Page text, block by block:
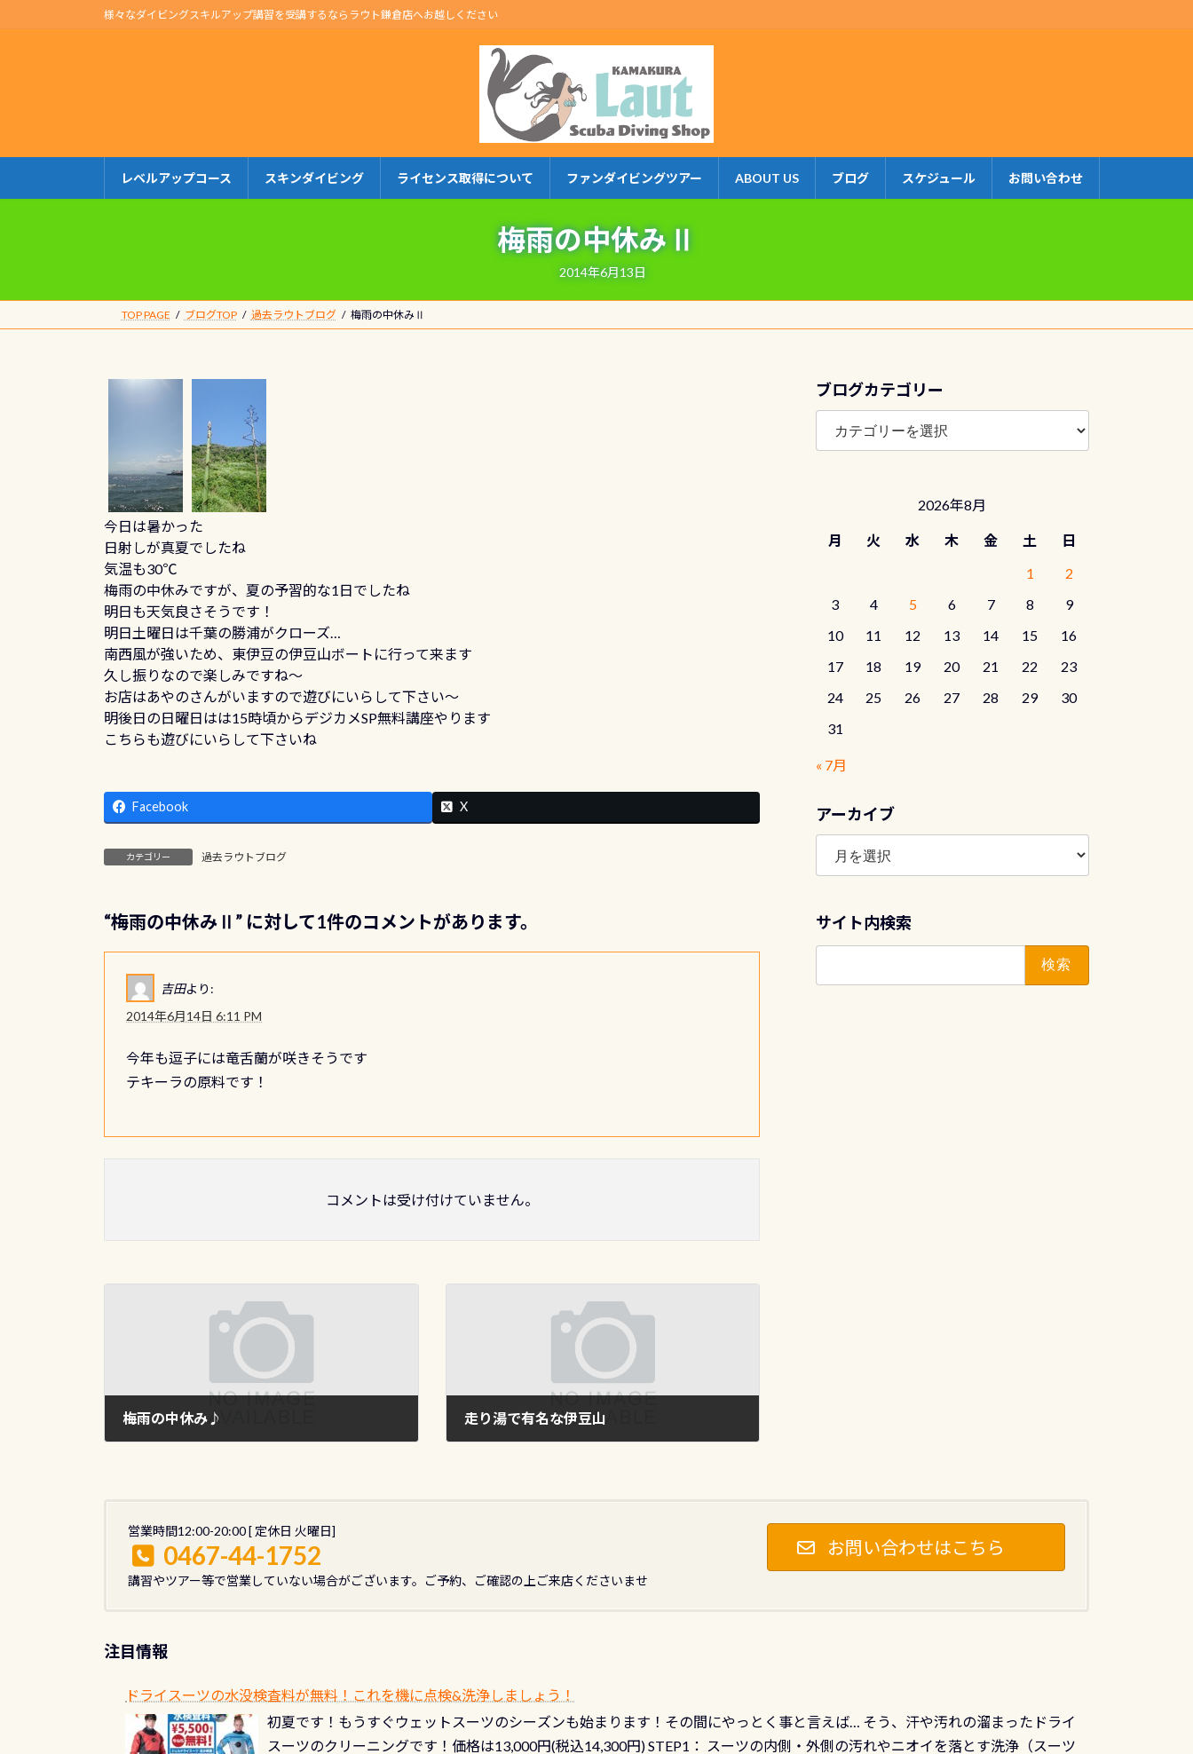
ン
キ
プ
ビ
に
動
様々なダイビングスキルアップ講習を受講するならラウト鎌倉店へお越しください
レベルアップコース スキンダイビング ライセンス取得について ファンダイビングツアー ABOUT US ブログ スケジュール お問い合わせ
梅雨の中休みⅡ
2014年6月13日
TOP PAGE ブログTOP 過去ラウトブログ 梅雨の中休みⅡ
今日は暑かった
日射しが真夏でしたね
気温も30℃
梅雨の中休みですが、夏の予習的な1日でしたね
明日も天気良さそうです！
明日土曜日は千葉の勝浦がクローズ…
南西風が強いため、東伊豆の伊豆山ボートに行って来ます
久し振りなので楽しみですね～
お店はあやのさんがいますので遊びにいらして下さい～
明後日の日曜日はは15時頃からデジカメSP無料講座やります
こちらも遊びにいらして下さいね
Facebook X
カテゴリー 過去ラウトブログ
“梅雨の中休みⅡ ” に対して1件のコメントがあります。
吉田より:
2014年6月14日 6:11 PM
今年も逗子には竜舌蘭が咲きそうです
テキーラの原料です！
コメントは受け付けていません。
梅雨の中休み♪ 走り湯で有名な伊豆山
ブログカテゴリー
ブ
グ
2026年8月
月 火 水 木 金 土
日
1
2
3
4 5 6 7 8
9
10
11 12 13 14 15
16
17
18 19 20 21 22
23
24
25 26 27 28 29
30
31
« 7月
アーカイブ
ア
カ
ブ
サイト内検索
営業時間12:00-20:00 [ 定休日 火曜日]
0467-44-1752
講習やツアー等で営業していない場合がございます。ご予約、ご確認の上ご来店くださいませ
お問い合わせはこちら
注目情報
ドライスーツの水没検査料が無料！これを機に点検&洗浄しましょう！
初夏です！もうすぐウェットスーツのシーズンも始まります！その間にやっとく事と言えば… そう、汗や汚れの溜まったドライ
スーツのクリーニングです！価格は13,000円(税込14,300円) STEP1： スーツの内側・外側の汚れやニオイを落とす洗浄（スーツ